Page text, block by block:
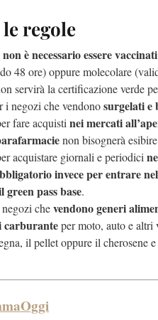
regole
è necessario essere
48 ore) oppure molecolare
servirà la certificazione verde
i negozi che vendonosurgelati e
fare acquistinei mercati
non bisognerà
acquistare giornali e periodici
invece per entrare
pass base.
chevendono generi
per moto, auto e altri
il pellet oppure il cherosene